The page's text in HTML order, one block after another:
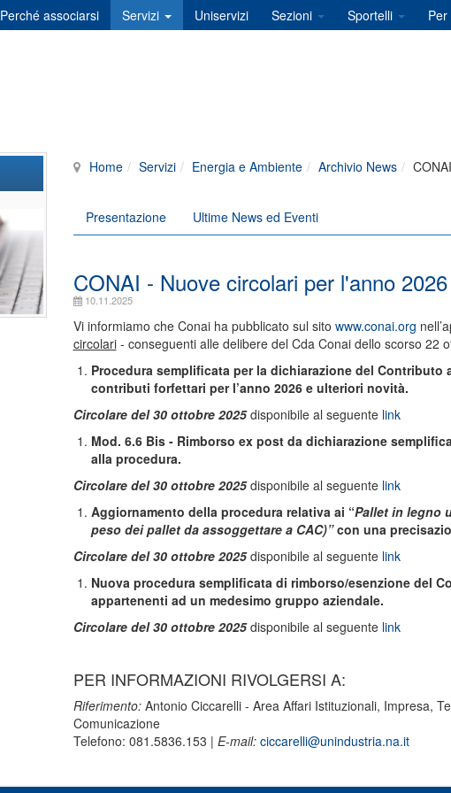
Perché associarsi Servizi Uniservizi Sezioni Sportelli
Home Servizi Energia e Ambiente Archivio News
Presentazione Ultime News ed Eventi
CONAI - Nuove circolari per l'anno 2026
10.11.2025
Vi informiamo che Conai ha pubblicato sul sito www.conai.org
circolari- conseguenti alle delibere del Cda Conai dello scorso 22
Procedura semplificata per la dichiarazione del Contributo
contributi forfettari per l’anno 2026 e ulteriori novità.
Circolare del 30 ottobre 2025disponibile al seguente link
Mod. 6.6 Bis - Rimborso ex post da dichiarazione
alla procedura.
Circolare del 30 ottobre 2025disponibile al seguente link
Aggiornamento della procedura relativa ai “Pallet in legno
peso dei pallet da assoggettare a CAC)”con una
Circolare del 30 ottobre 2025disponibile al seguente link
Nuova procedura semplificata di rimborso/esenzione del
appartenenti ad un medesimo gruppo aziendale.
Circolare del 30 ottobre 2025disponibile al seguente link
PER INFORMAZIONI RIVOLGERSI A:
Riferimento:Antonio Ciccarelli - Area Affari Istituzionali, Impresa,
Comunicazione
Telefono: 081.5836.153 | E-mail: ciccarelli@unindustria.na.it